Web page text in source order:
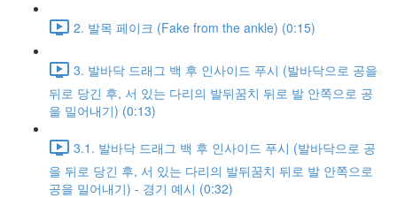
2. 발목 페이크 (Fake from the ankle) (0:15)
3. 발바닥 드래그 백 후 인사이드 푸시 (발바닥으로 공을
뒤로 당긴 후, 서 있는 다리의 발뒤꿈치 뒤로 발 안쪽으로 공
을 밀어내기) (0:13)
3.1. 발바닥 드래그 백 후 인사이드 푸시 (발바닥으로 공
을 뒤로 당긴 후, 서 있는 다리의 발뒤꿈치 뒤로 발 안쪽으로
공을 밀어내기) - 경기 예시 (0:32)